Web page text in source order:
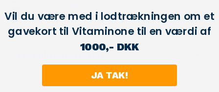
Retur politik
Vil du være med i lodtrækningen om et
gavekort til Vitaminone til en værdi af
1000,- DKK
JA TAK!